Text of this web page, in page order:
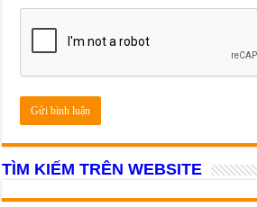
TÌM KIẾM TRÊN WEBSITE